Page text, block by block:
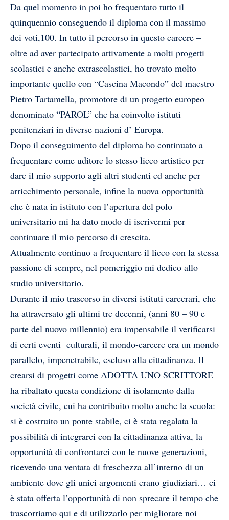
Da quel momento in poi ho frequentato tutto il
quinquennio conseguendo il diploma con il massimo
dei voti,100. In tutto il percorso in questo carcere –
oltre ad aver partecipato attivamente a molti progetti
scolastici e anche extrascolastici, ho trovato molto
importante quello con “Cascina Macondo” del maestro
Pietro Tartamella, promotore di un progetto europeo
denominato “PAROL” che ha coinvolto istituti
penitenziari in diverse nazioni d’ Europa.
Dopo il conseguimento del diploma ho continuato a
frequentare come uditore lo stesso liceo artistico per
dare il mio supporto agli altri studenti ed anche per
arricchimento personale, infine la nuova opportunità
che è nata in istituto con l’apertura del polo
universitario mi ha dato modo di iscrivermi per
continuare il mio percorso di crescita.
Attualmente continuo a frequentare il liceo con la stessa
passione di sempre, nel pomeriggio mi dedico allo
studio universitario.
Durante il mio trascorso in diversi istituti carcerari, che
ha attraversato gli ultimi tre decenni, (anni 80 – 90 e
parte del nuovo millennio) era impensabile il verificarsi
di certi eventi culturali, il mondo-carcere era un mondo
parallelo, impenetrabile, escluso alla cittadinanza. Il
crearsi di progetti come ADOTTA UNO SCRITTORE
ha ribaltato questa condizione di isolamento dalla
società civile, cui ha contribuito molto anche la scuola:
si è costruito un ponte stabile, ci è stata regalata la
possibilità di integrarci con la cittadinanza attiva, la
opportunità di confrontarci con le nuove generazioni,
ricevendo una ventata di freschezza all’interno di un
ambiente dove gli unici argomenti erano giudiziari… ci
è stata offerta l’opportunità di non sprecare il tempo che
trascorriamo qui e di utilizzarlo per migliorare noi